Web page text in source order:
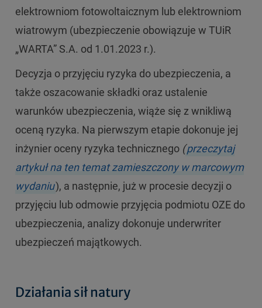
elektrowniom fotowoltaicznym lub elektrowniom
wiatrowym (ubezpieczenie obowiązuje w TUiR
„WARTA” S.A. od 1.01.2023 r.).
Decyzja o przyjęciu ryzyka do ubezpieczenia, a
także oszacowanie składki oraz ustalenie
warunków ubezpieczenia, wiąże się z wnikliwą
oceną ryzyka. Na pierwszym etapie dokonuje jej
inżynier oceny ryzyka technicznego (przeczytaj
artykuł na ten temat zamieszczony w marcowym
wydaniu), a następnie, już w procesie decyzji o
przyjęciu lub odmowie przyjęcia podmiotu OZE do
ubezpieczenia, analizy dokonuje underwriter
ubezpieczeń majątkowych.
Działania sił natury